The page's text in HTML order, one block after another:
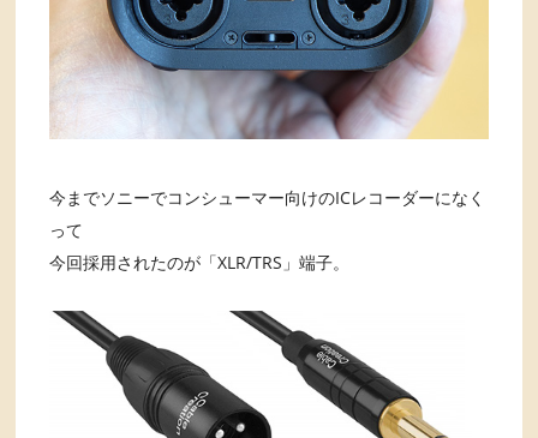
今までソニーでコンシューマー向けのICレコーダーになく
って
今回採用されたのが「XLR/TRS」端子。